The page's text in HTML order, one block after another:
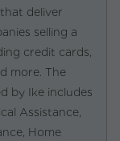
deliver
selling a
credit cards,
more. The
by Ike includes
Assistance,
Home